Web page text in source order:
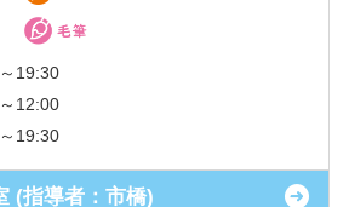
19:30
12:00
19:30
(指導者：市橋)